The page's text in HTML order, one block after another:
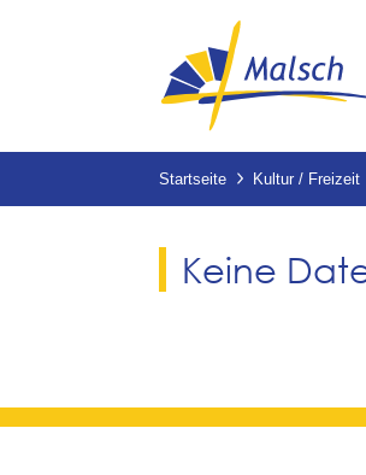
Startseite Kultur / Freizeit
Keine